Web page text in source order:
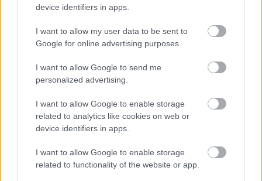
device identifiers in apps.
I want to allow my user data to be sent to
Google for online advertising purposes.
I want to allow Google to send me
personalized advertising.
I want to allow Google to enable storage
related to analytics like cookies on web or
device identifiers in apps.
I want to allow Google to enable storage
related to functionality of the website or app.
meg e-mail címét:
Megismertem és elfogadom aGDPR-szabályzat
legfrissebb információkkal és exkluzív tartalmakkal hétről hétre
postaládájába érkezik!
A SZOL24 legfrissebb 24 cikke